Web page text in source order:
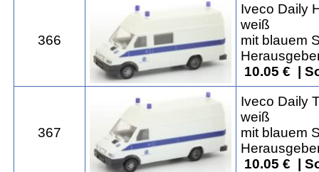
366
Iveco Daily
weiß
mit blauem
10.05 € |
367
Iveco Daily
weiß
mit blauem
10.05 € |